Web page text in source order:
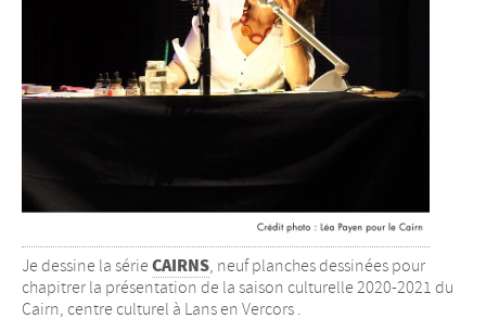
Je dessine la série CAIRNS, neuf planches dessinées pour
chapitrer la présentation de la saison culturelle 2020-2021 du
Cairn, centre culturel à Lans en Vercors .